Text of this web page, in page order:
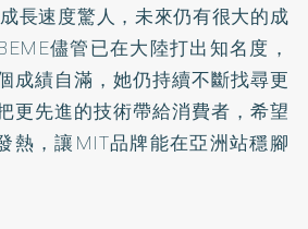
長速度驚人，未來仍有很大的成
儘管已在大陸打出知名度，
成績自滿，她仍持續不斷找尋更
更先進的技術帶給消費者，希望
熱，讓MIT品牌能在亞洲站穩腳